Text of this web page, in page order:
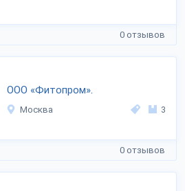
0 отзывов
ООО «Фитопром».
Москва 3
0 отзывов